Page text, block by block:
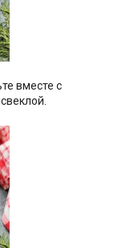
вместе с